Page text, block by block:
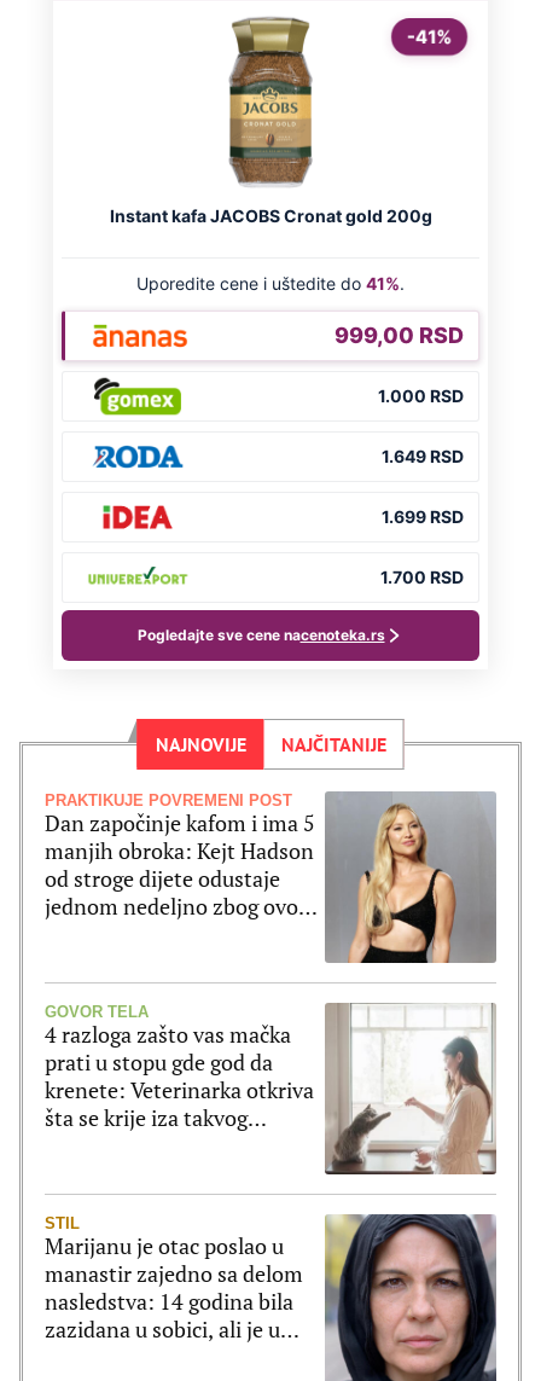
NAJNOVIJE NAJČITANIJE
PRAKTIKUJE POVREMENI POST
Dan započinje kafom i ima 5
manjih obroka: Kejt Hadson
od stroge dijete odustaje
jednom nedeljno zbog ovog
GOVOR TELA
4 razloga zašto vas mačka
prati u stopu gde god da
krenete: Veterinarka otkriva
šta se krije iza takvog
STIL
Marijanu je otac poslao u
manastir zajedno sa delom
nasledstva: 14 godina bila
zazidana u sobici, ali je u